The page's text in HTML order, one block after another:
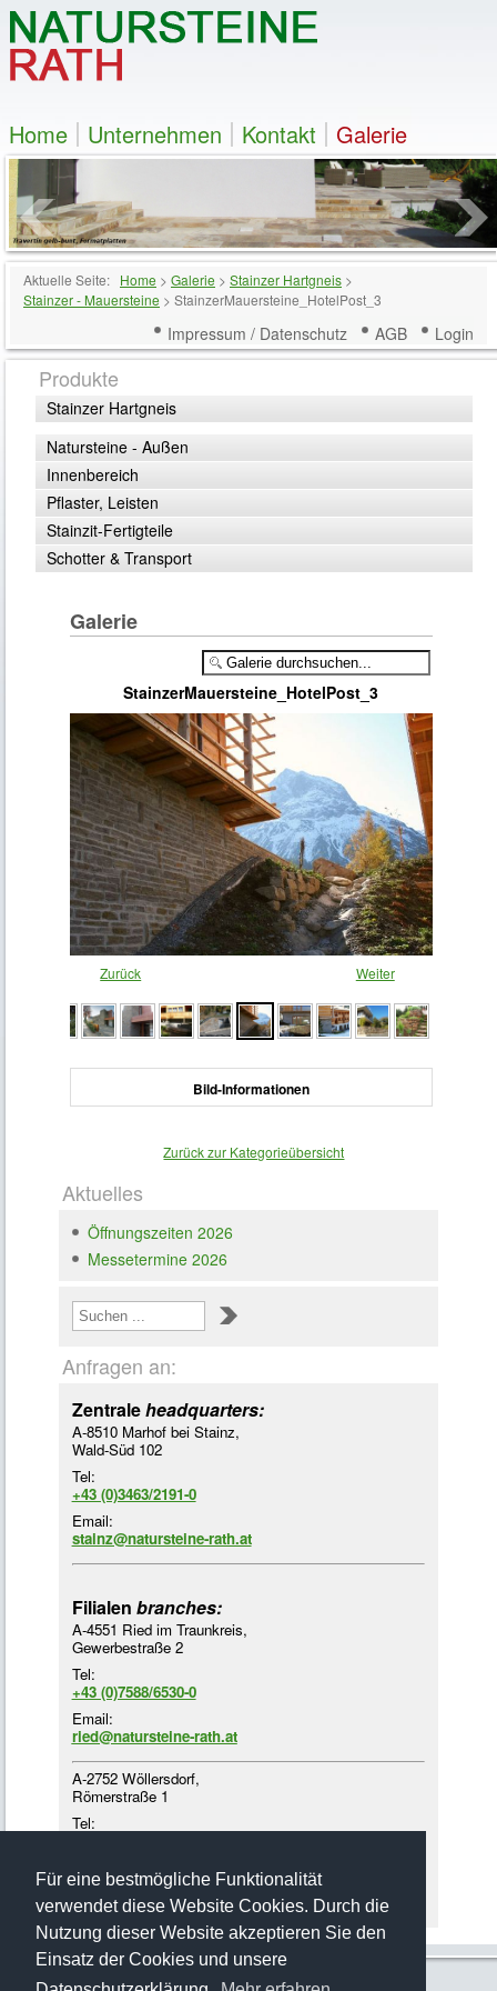
Für eine bestmögliche Funktionalität
verwendet diese Website Cookies. Durch die
Nutzung dieser Website akzeptieren Sie den
Einsatz der Cookies und unsere
Home Unternehmen Kontakt Galerie
Aktuelle Seite: Home > Galerie > Stainzer Hartgneis >
Stainzer - Mauersteine > StainzerMauersteine_HotelPost_3
Impressum / Datenschutz AGB Login
Produkte
Stainzer Hartgneis
Natursteine - Außen
Innenbereich
Pflaster, Leisten
Stainzit-Fertigteile
Schotter & Transport
Galerie
StainzerMauersteine_HotelPost_3
Zurück Weiter
Bild-Informationen
Zurück zur Kategorieübersicht
Aktuelles
Öffnungszeiten 2026
Messetermine 2026
Anfragen an:
Zentraleheadquarters:
A-8510 Marhof bei Stainz,
Wald-Süd 102
Tel:
+43 (0)3463/2191-0
Email:
stainz@natursteine-rath.at
Filialen branches:
A-4551 Ried im Traunkreis,
Gewerbestraße 2
Tel:
+43 (0)7588/6530-0
Email:
ried@natursteine-rath.at
A-2752 Wöllersdorf,
Römerstraße 1
Tel:
Email:
woellersdorf@natursteine-rath.at